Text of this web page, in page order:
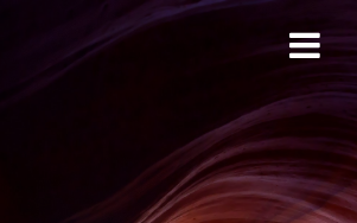
Przejdź
do